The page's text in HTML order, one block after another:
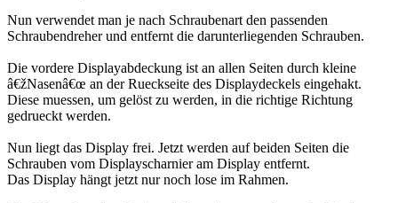
Nun verwendet man je nach Schraubenart den passenden
Schraubendreher und entfernt die darunterliegenden Schrauben.
Die vordere Displayabdeckung ist an allen Seiten durch kleine
â€žNasenâ€œ an der Rueckseite des Displaydeckels eingehakt.
Diese muessen, um gelöst zu werden, in die richtige Richtung
gedrueckt werden.
Nun liegt das Display frei. Jetzt werden auf beiden Seiten die
Schrauben vom Displayscharnier am Display entfernt.
Das Display hängt jetzt nur noch lose im Rahmen.